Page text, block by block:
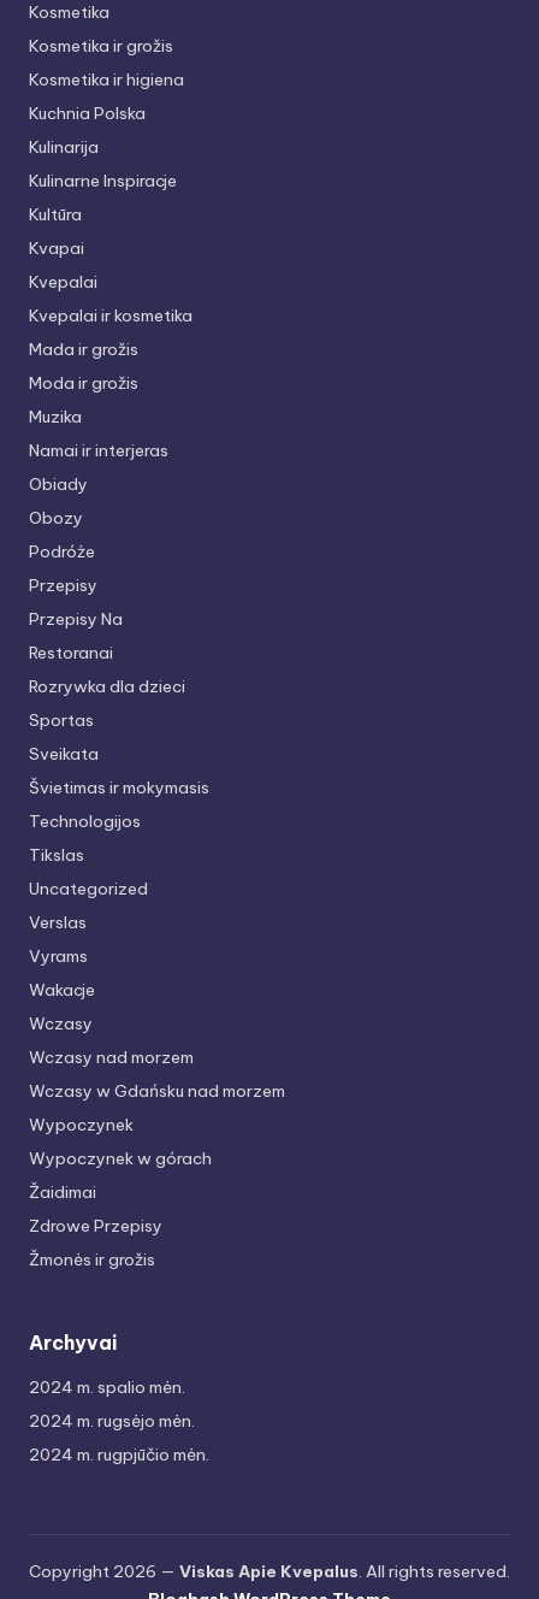
Kosmetika
Kosmetika ir grožis
Kosmetika ir higiena
Kuchnia Polska
Kulinarija
Kulinarne Inspiracje
Kultūra
Kvapai
Kvepalai
Kvepalai ir kosmetika
Mada ir grožis
Moda ir grožis
Muzika
Namai ir interjeras
Obiady
Obozy
Podróże
Przepisy
Przepisy Na
Restoranai
Rozrywka dla dzieci
Sportas
Sveikata
Švietimas ir mokymasis
Technologijos
Tikslas
Uncategorized
Verslas
Vyrams
Wakacje
Wczasy
Wczasy nad morzem
Wczasy w Gdańsku nad morzem
Wypoczynek
Wypoczynek w górach
Žaidimai
Zdrowe Przepisy
Žmonės ir grožis
Archyvai
2024 m. spalio mėn.
2024 m. rugsėjo mėn.
2024 m. rugpjūčio mėn.
Copyright 2026 — Viskas Apie Kvepalus. All rights reserved.